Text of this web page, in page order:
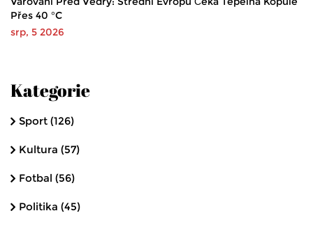
Přes 40 °C
srp, 5 2026
Kategorie
Sport (126)
Kultura (57)
Fotbal (56)
Politika (45)